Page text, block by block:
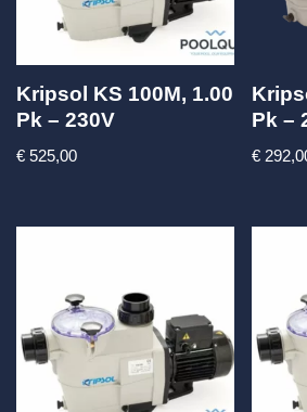
Kripsol KS 100M, 1.00
Pk – 230V
€ 525,00
Pk –
€